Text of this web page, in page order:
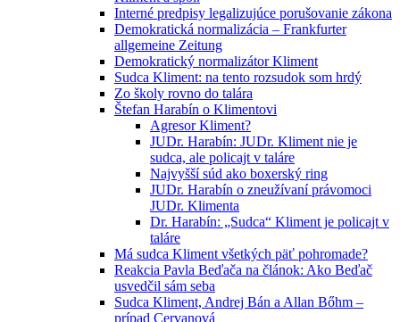
Interné predpisy legalizujúce porušovanie zákona
Demokratická normalizácia – Frankfurter
allgemeine Zeitung
Demokratický normalizátor Kliment
Sudca Kliment: na tento rozsudok som hrdý
Zo školy rovno do talára
Štefan Harabín o Klimentovi
Agresor Kliment?
JUDr. Harabín: JUDr. Kliment nie je
sudca, ale policajt v taláre
Najvyšší súd ako boxerský ring
JUDr. Harabín o zneužívaní právomoci
JUDr. Klimenta
Dr. Harabín: „Sudca“ Kliment je policajt v
taláre
Má sudca Kliment všetkých päť pohromade?
Reakcia Pavla Beďača na článok: Ako Beďač
usvedčil sám seba
Sudca Kliment, Andrej Bán a Allan Bőhm –
prípad Cervanová